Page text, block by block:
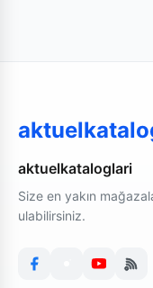
aktuelkataloglari
Size en yakın
ulabilirsiniz.